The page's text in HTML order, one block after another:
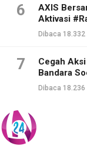
6
AXIS
Aktivasi
Dibaca 18.332
7
Cegah
Bandara
Dibaca 18.236